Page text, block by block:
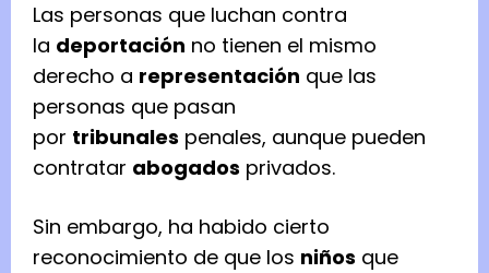
Las personas que luchan contra
la deportación no tienen el mismo
derecho a representación que las
personas que pasan
por tribunales penales, aunque pueden
contratar abogados privados.
Sin embargo, ha habido cierto
reconocimiento de que los niños que